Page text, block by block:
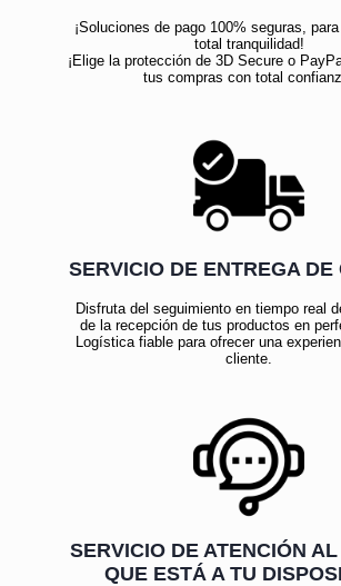
¡Soluciones de pago 100% seguras,
total tranquilidad!
¡Elige la protección de 3D Secure o
tus compras con total
SERVICIO DE ENTREGA
Disfruta del seguimiento en tiempo real
de la recepción de tus productos en
Logística fiable para ofrecer una
cliente.
SERVICIO DE ATENCIÓN
QUE ESTÁ A TU